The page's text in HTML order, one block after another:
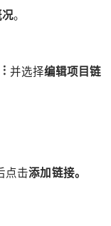
况。
并选择编辑项目链
点击添加链接。